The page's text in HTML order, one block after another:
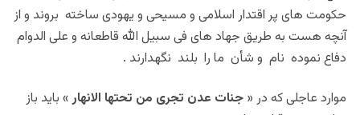
حکومت های پر اقتدار اسلامی و مسیحی و یهودی ساخته بروند و از
آنچه هست به طریق جهاد های فی سبیل الله قاطعانه و علی الدوام
دفاع نموده نام و شأن ما را بلند نگهدارند .
موارد عاجلی که در « جنات عدن تجری من تحتها الانهار» باید باز